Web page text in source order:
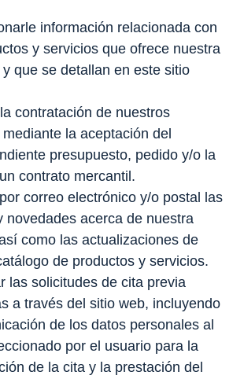
información relacionada con
y servicios que ofrece nuestra
que se detallan en este sitio
contratación de nuestros
la aceptación del
presupuesto, pedido y/o la
contrato mercantil.
correo electrónico y/o postal las
novedades acerca de nuestra
como las actualizaciones de
de productos y servicios.
las solicitudes de cita previa
a través del sitio web, incluyendo
de los datos personales al
por el usuario para la
de la cita y la prestación del